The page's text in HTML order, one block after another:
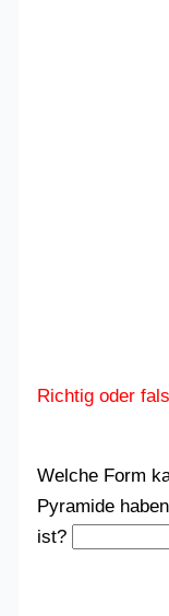
Richtig oder
Welche Form
Pyramide
ist?